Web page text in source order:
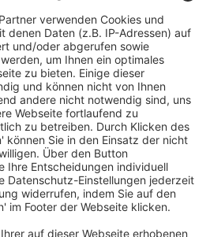
für eine vorgegebene
Schließlich muss der nationale
Verein des Spielers
Verband, bei dem der neue
internationalen
solange zwischen dem
dem Spieler eine Streitigkeit
Vertrags besteht. Die Cour
Mons, Belgien) fragte
Bestimmungen
Arbeitnehmer und dem
sind. Der EuGH entschied,
gegen das Unionsrecht
die fraglichen